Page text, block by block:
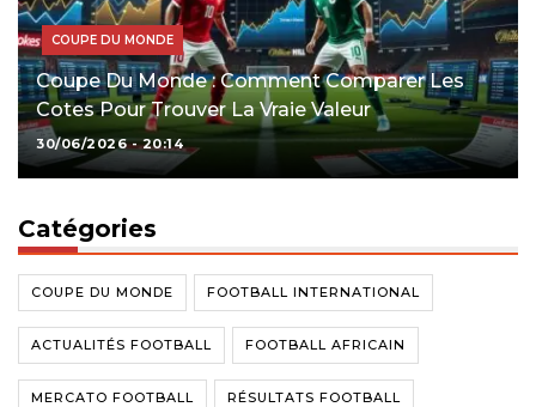
COUPE DU MONDE
Coupe Du Monde : Comment Comparer Les
Cotes Pour Trouver La Vraie Valeur
30/06/2026 - 20:14
Catégories
COUPE DU MONDE FOOTBALL INTERNATIONAL
ACTUALITÉS FOOTBALL FOOTBALL AFRICAIN
MERCATO FOOTBALL RÉSULTATS FOOTBALL